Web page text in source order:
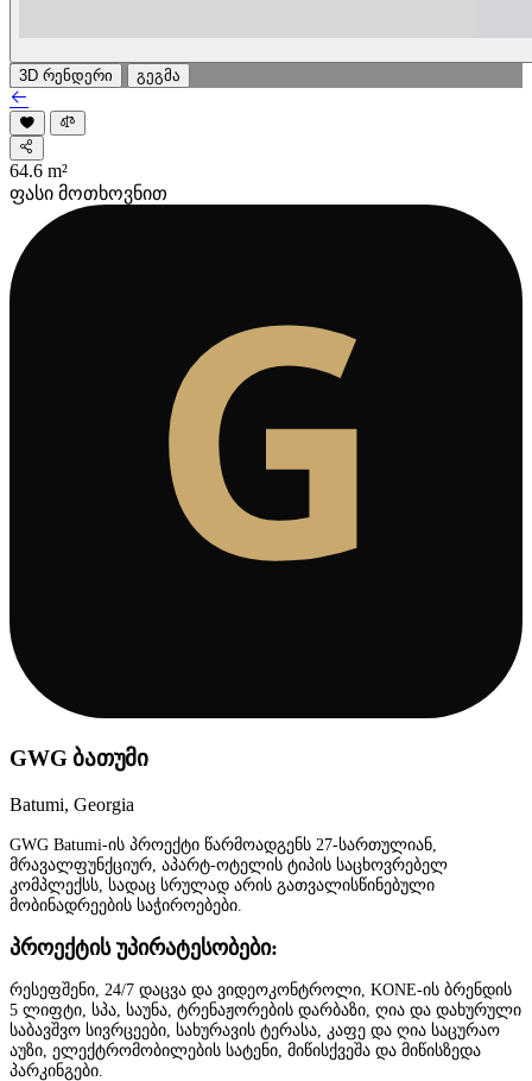
3D რენდერი გეგმა
64.6 m²
ფასი მოთხოვნით
GWG ბათუმი
Batumi, Georgia
GWG Batumi-ის პროექტი წარმოადგენს 27-სართულიან,
მრავალფუნქციურ, აპარტ-ოტელის ტიპის საცხოვრებელ
კომპლექსს, სადაც სრულად არის გათვალისწინებული
მობინადრეების საჭიროებები.
პროექტის უპირატესობები:
რესეფშენი, 24/7 დაცვა და ვიდეოკონტროლი, KONE-ის ბრენდის
5 ლიფტი, სპა, საუნა, ტრენაჟორების დარბაზი, ღია და დახურული
საბავშვო სივრცეები, სახურავის ტერასა, კაფე და ღია საცურაო
აუზი, ელექტრომობილების სატენი, მიწისქვეშა და მიწისზედა
პარკინგები.